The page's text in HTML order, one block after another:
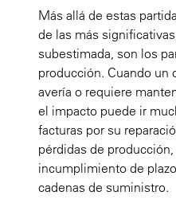
Más allá de estas
de las más
subestimada, son los
producción. Cuando un
avería o requiere
el impacto puede ir
facturas por su
pérdidas de
incumplimiento de
cadenas de suministro.